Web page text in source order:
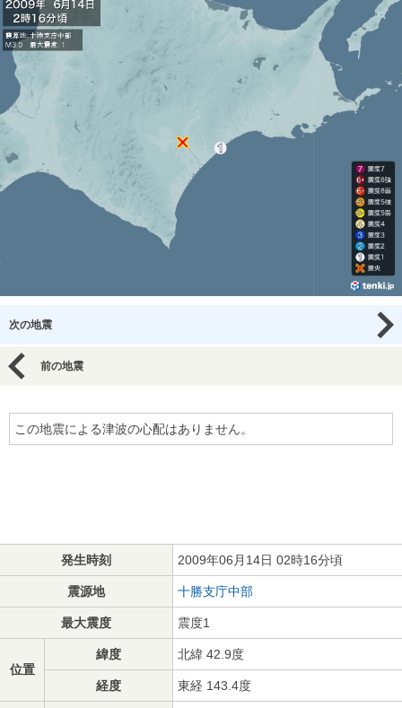
次の地震
前の地震
この地震による津波の心配はありません。
発生時刻 2009年06月14日 02時16分頃
震源地 十勝支庁中部
最大震度 震度1
位置
緯度 北緯 42.9度
経度 東経 143.4度